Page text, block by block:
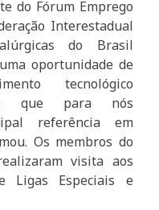
do Fórum Emprego
Interestadual
do Brasil
oportunidade de
tecnológico
que para nós
referência em
Os membros do
visita aos
Ligas Especiais e